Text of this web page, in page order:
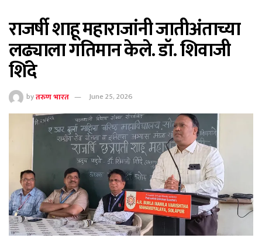
राजर्षी शाहू महाराजांनी जातीअंताच्या
लढ्याला गतिमान केले. डॉ. शिवाजी
शिंदे
byतरुण भारत June 25, 2026